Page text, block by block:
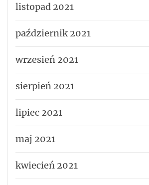
listopad 2021
październik 2021
wrzesień 2021
sierpień 2021
lipiec 2021
maj 2021
kwiecień 2021